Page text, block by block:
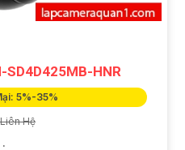
SD4D425MB-HNR
5%-35%
Hệ